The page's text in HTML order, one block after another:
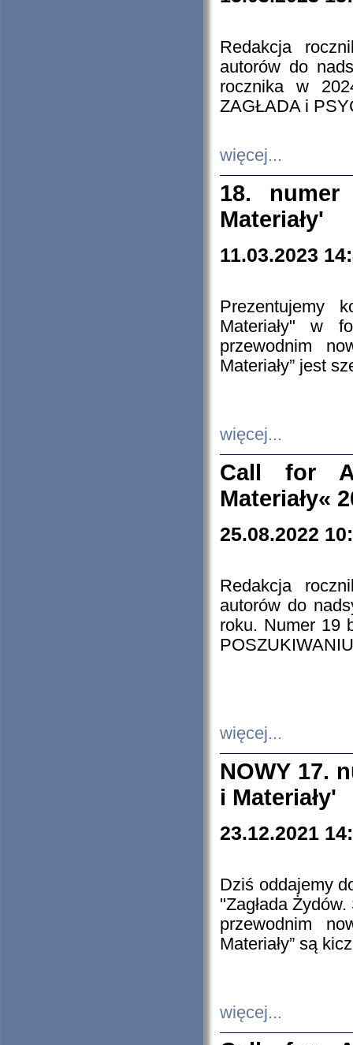
Redakcja
autorów do
rocznika w
ZAGŁADA i
więcej...
18. numer
Materiały'
11.03.2023
Prezentujemy
Materiały" w
przewodnim
Materiały” jest
więcej...
Call for
Materiały«
25.08.2022
Redakcja
autorów do
roku. Numer 19
więcej...
NOWY 17.
i Materiały'
23.12.2021
Dziś oddajemy
"Zagłada
przewodnim
Materiały” są
więcej...